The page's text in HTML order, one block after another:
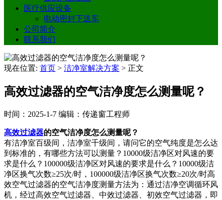
医疗供应设备
电动密封下送车
公司简介
联系我们
现在位置: 首页 > 洁净室解决方案 > 正文
高效过滤器的空气洁净度怎么测量呢？
时间：2025-1-7 编辑：传递窗工程师
高效过滤器的空气洁净度怎么测量呢？
有洁净室百级间，洁净室千级间，请问它的空气纯度是怎么达
到标准的，有哪些方法可以测量？10000级洁净区对风速的要
求是什么？100000级洁净区对风速的要求是什么？10000级洁
净区换气次数≥25次/时，100000级洁净区换气次数≥20次/时高
效空气过滤器的空气洁净度测量方法为：通过洁净空调循环风
机，经过高效空气过滤器、中效过滤器、初效空气过滤器，即